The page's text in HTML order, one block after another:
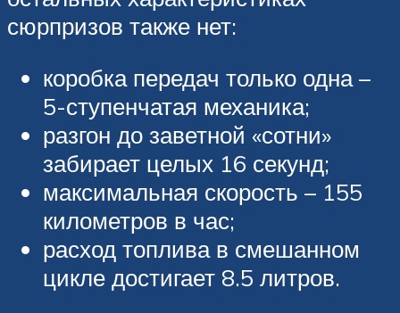
сюрпризов также нет:
коробка передач только одна –
5-ступенчатая механика;
разгон до заветной «сотни»
забирает целых 16 секунд;
максимальная скорость – 155
километров в час;
расход топлива в смешанном
цикле достигает 8.5 литров.